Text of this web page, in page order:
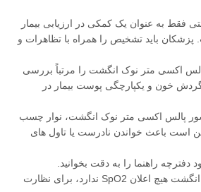
فقط به عنوان یک کمکی در ارزیابی بیمار
باید تشخیص را همراه با تظاهرات و
اکسی متر نوک انگشت را مرتباً بررسی
خون و یکپارچگی پوست بیمار در
پالس اکسی متر نوک انگشت، نوار چسب
است باعث خواندن نادرست یا تاول های
7. پالس اکسی متر نوک انگشت هیچ اعلان SpO2 ندارد، برای نظارت